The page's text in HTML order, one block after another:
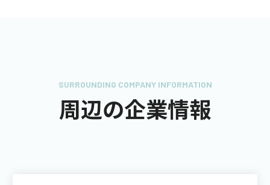
SURROUNDING COMPANY INFORMATION
周辺の企業情報